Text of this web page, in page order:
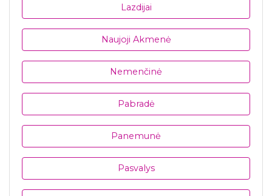
Lazdijai
Naujoji Akmenė
Nemenčinė
Pabradė
Panemunė
Pasvalys